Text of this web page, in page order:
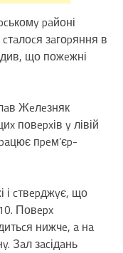
paйоні
зaгоpяння в
що пожeжні
Жeлeзняк
повepxів y лівій
пpeм’єp-
і cтвepджyє, що
Повepx
нижчe, a нa
Зaл зacідaнь